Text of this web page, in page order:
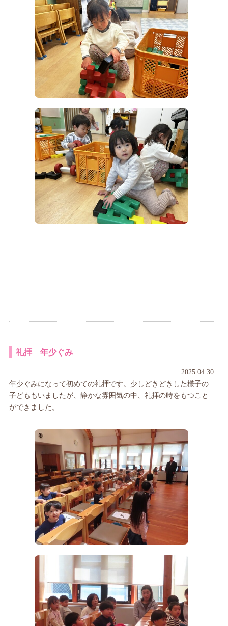
礼拝 年少ぐみ
2025.04.30
年少ぐみになって初めての礼拝です。少しどきどきした様子の
子どももいましたが、静かな雰囲気の中、礼拝の時をもつこと
ができました。